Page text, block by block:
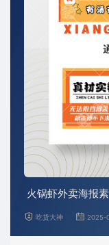
火锅虾外卖海报
吃货大神 2025-